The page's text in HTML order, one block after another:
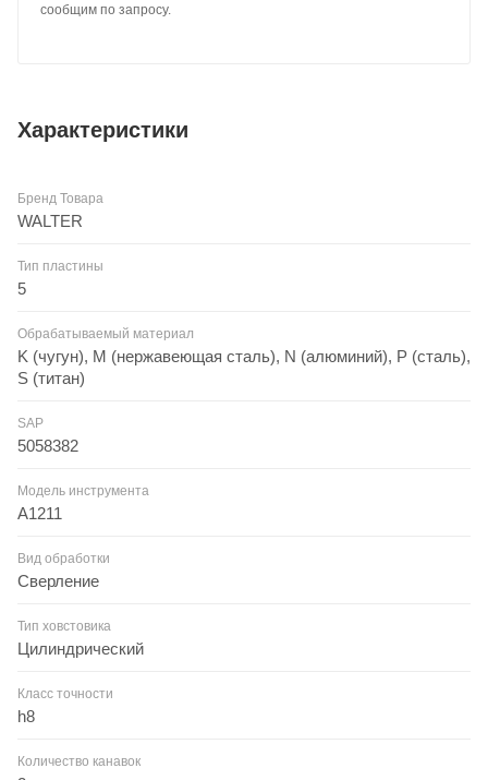
сообщим по запросу.
Характеристики
Бренд Товара
WALTER
Тип пластины
5
Обрабатываемый материал
K (чугун), M (нержавеющая сталь), N (алюминий), P (сталь),
S (титан)
SAP
5058382
Модель инструмента
A1211
Вид обработки
Сверление
Тип ховстовика
Цилиндрический
Класс точности
h8
Количество канавок